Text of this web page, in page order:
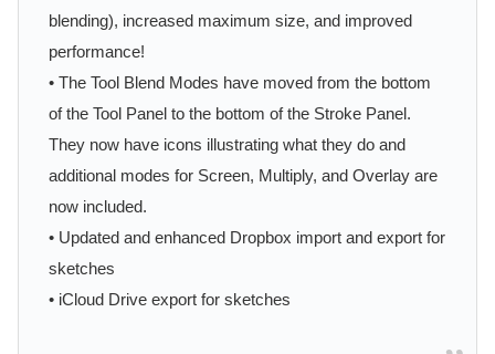
blending), increased maximum size, and improved
performance!
• The Tool Blend Modes have moved from the bottom
of the Tool Panel to the bottom of the Stroke Panel.
They now have icons illustrating what they do and
additional modes for Screen, Multiply, and Overlay are
now included.
• Updated and enhanced Dropbox import and export for
sketches
• iCloud Drive export for sketches